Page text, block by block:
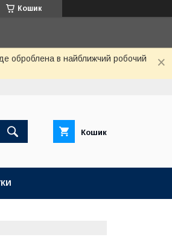
Кошик
оброблена в найближчий робочий
Кошик